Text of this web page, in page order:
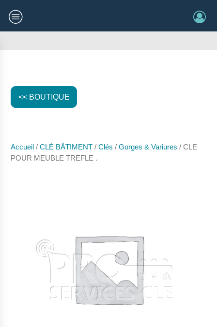
<< BOUTIQUE
Accueil /CLÉ BÂTIMENT /Clés /Gorges & Variures / CLE
POUR MEUBLE TREFLE .